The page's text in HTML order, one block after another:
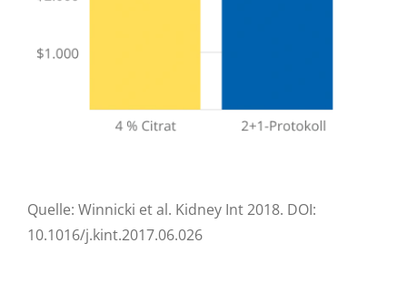
Quelle: Winnicki et al. Kidney Int 2018. DOI:
10.1016/j.kint.2017.06.026